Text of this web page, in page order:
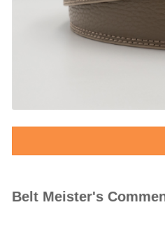
Belt Meister's